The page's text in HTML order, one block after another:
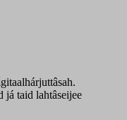
já taid lahtâseijee